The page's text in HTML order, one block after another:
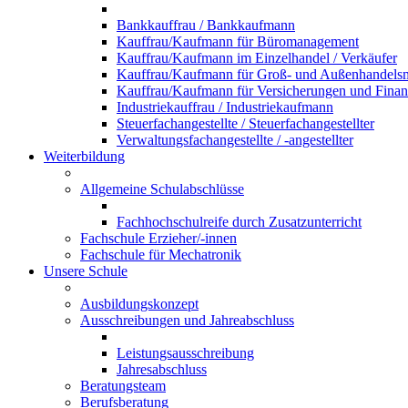
Bankkauffrau / Bankkaufmann
Kauffrau/Kaufmann für Büromanagement
Kauffrau/Kaufmann im Einzelhandel / Verkäufer
Kauffrau/Kaufmann für Groß- und
Kauffrau/Kaufmann für Versicherungen und
Industriekauffrau / Industriekaufmann
Steuerfachangestellte / Steuerfachangestellter
Verwaltungsfachangestellte / -angestellter
Weiterbildung
Allgemeine Schulabschlüsse
Fachhochschulreife durch Zusatzunterricht
Fachschule Erzieher/-innen
Fachschule für Mechatronik
Unsere Schule
Ausbildungskonzept
Ausschreibungen und Jahreabschluss
Leistungsausschreibung
Jahresabschluss
Beratungsteam
Berufsberatung